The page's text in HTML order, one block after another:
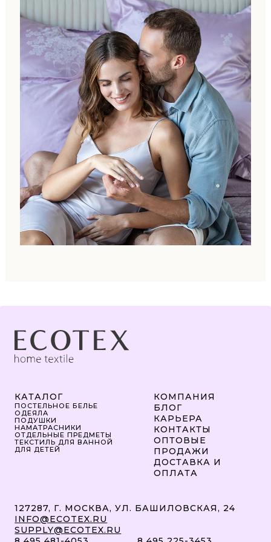
КАТАЛОГ
ПОСТЕЛЬНОЕ БЕЛЬЕ
ОДЕЯЛА
ПОДУШКИ
НАМАТРАСНИКИ
ОТДЕЛЬНЫЕ ПРЕДМЕТЫ
ТЕКСТИЛЬ ДЛЯ ВАННОЙ
ДЛЯ ДЕТЕЙ
КОМПАНИЯ
БЛОГ
КАРЬЕРА
КОНТАКТЫ
ОПТОВЫЕ
ПРОДАЖИ
ДОСТАВКА И
ОПЛАТА
127287, Г. МОСКВА, УЛ. БАШИЛОВСКАЯ, 24
INFO@ECOTEX.RU
SUPPLY@ECOTEX.RU